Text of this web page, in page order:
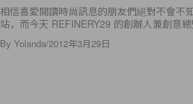
相信喜愛閱讀時尚訊息的朋友們絕對不會不
站，而今天 REFINERY29 的創辦人兼創意
By Yolanda/2012年3月29日